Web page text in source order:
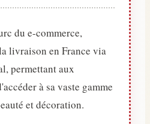
du e-commerce,
livraison en France via
permettant aux
à sa vaste gamme
et décoration.